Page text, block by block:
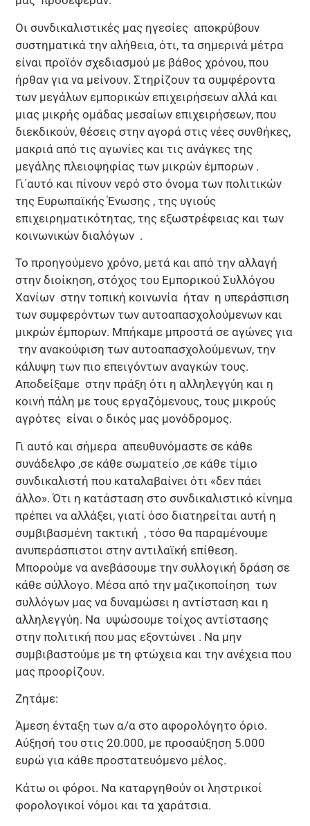
Οι συνδικαλιστικές μας ηγεσίες αποκρύβουν
συστηματικά την αλήθεια, ότι, τα σημερινά μέτρα
είναι προϊόν σχεδιασμού με βάθος χρόνου, που
ήρθαν για να μείνουν. Στηρίζουν τα συμφέροντα
των μεγάλων εμπορικών επιχειρήσεων αλλά και
μιας μικρής ομάδας μεσαίων επιχειρήσεων, που
διεκδικούν, θέσεις στην αγορά στις νέες συνθήκες,
μακριά από τις αγωνίες και τις ανάγκες της
μεγάλης πλειοψηφίας των μικρών έμπορων .
Γι΄αυτό και πίνουν νερό στο όνομα των πολιτικών
της Ευρωπαϊκής Ένωσης , της υγιούς
επιχειρηματικότητας, της εξωστρέφειας και των
κοινωνικών διαλόγων .
Το προηγούμενο χρόνο, μετά και από την αλλαγή
στην διοίκηση, στόχος του Εμπορικού Συλλόγου
Χανίων στην τοπική κοινωνία ήταν η υπεράσπιση
των συμφερόντων των αυτοαπασχολούμενων και
μικρών έμπορων. Μπήκαμε μπροστά σε αγώνες για
την ανακούφιση των αυτοαπασχολούμενων, την
κάλυψη των πιο επειγόντων αναγκών τους.
Αποδείξαμε στην πράξη ότι η αλληλεγγύη και η
κοινή πάλη με τους εργαζόμενους, τους μικρούς
αγρότες είναι ο δικός μας μονόδρομος.
Γι αυτό και σήμερα απευθυνόμαστε σε κάθε
συνάδελφο ,σε κάθε σωματείο ,σε κάθε τίμιο
συνδικαλιστή που καταλαβαίνει ότι «δεν πάει
άλλο». Ότι η κατάσταση στο συνδικαλιστικό κίνημα
πρέπει να αλλάξει, γιατί όσο διατηρείται αυτή η
συμβιβασμένη τακτική , τόσο θα παραμένουμε
ανυπεράσπιστοι στην αντιλαϊκή επίθεση.
Μπορούμε να ανεβάσουμε την συλλογική δράση σε
κάθε σύλλογο. Μέσα από την μαζικοποίηση των
συλλόγων μας να δυναμώσει η αντίσταση και η
αλληλεγγύη. Να υψώσουμε τοίχος αντίστασης
στην πολιτική που μας εξοντώνει . Να μην
συμβιβαστούμε με τη φτώχεια και την ανέχεια που
μας προορίζουν.
Ζητάμε:
Άμεση ένταξη των α/α στο αφορολόγητο όριο.
Αύξησή του στις 20.000, με προσαύξηση 5.000
ευρώ για κάθε προστατευόμενο μέλος.
Κάτω οι φόροι. Να καταργηθούν οι ληστρικοί
φορολογικοί νόμοι και τα χαράτσια.